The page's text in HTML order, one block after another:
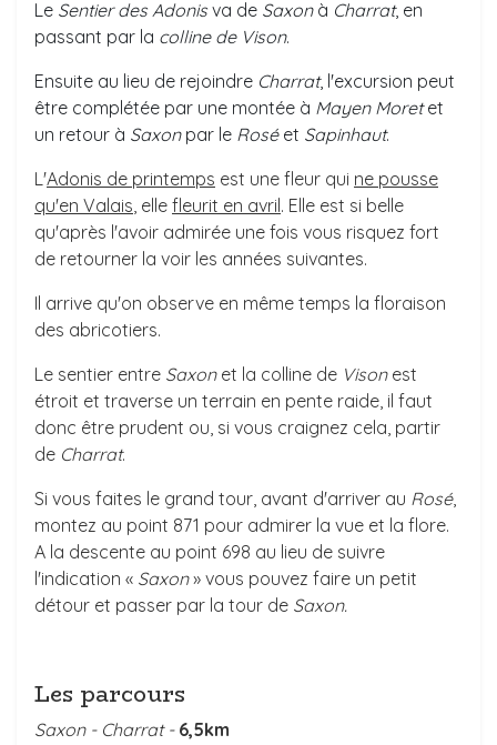
Le Sentier des Adonisva de Saxon à Charrat, en
passant par la colline de Vison.
Ensuite au lieu de rejoindre Charrat, l'excursion peut
être complétée par une montée à Mayen Moretet
un retour à Saxon par le Rosé et Sapinhaut.
L'Adonis de printemps est une fleur qui ne pousse
qu'en Valais, elle fleurit en avril. Elle est si belle
qu'après l'avoir admirée une fois vous risquez fort
de retourner la voir les années suivantes.
Il arrive qu'on observe en même temps la floraison
des abricotiers.
Le sentier entre Saxon et la colline de Vison est
étroit et traverse un terrain en pente raide, il faut
donc être prudent ou, si vous craignez cela, partir
de Charrat.
Si vous faites le grand tour, avant d'arriver au Rosé,
montez au point 871 pour admirer la vue et la flore.
A la descente au point 698 au lieu de suivre
l'indication « Saxon» vous pouvez faire un petit
détour et passer par la tour de Saxon.
Les parcours
Saxon - Charrat - 6,5km